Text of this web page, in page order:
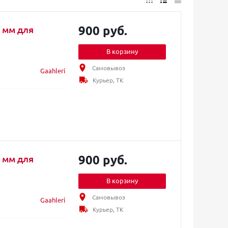
мм для
Gaahleri
900 руб.
В корзину
Самовывоз
Курьер, ТК
мм для
Gaahleri
900 руб.
В корзину
Самовывоз
Курьер, ТК